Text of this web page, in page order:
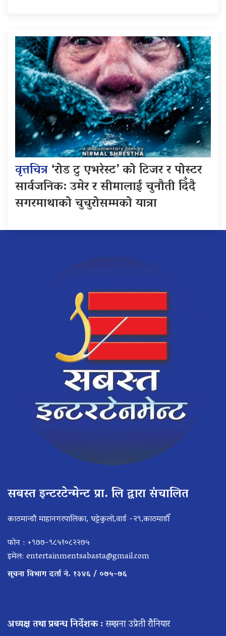
वृत्तचित्र‘रोड टु एभरेस्ट’ को टिजर र पोस्टर
सार्वजनिक: उमेर र सीमालाई चुनौती दिँदै
सगरमाथाको चुचुरोसम्मको यात्रा
सबस्त इन्टरटेन्मेन्ट प्रा. लि द्वारा संचालित
काठमान्डौ माहानगरपालिका, घट्टेकुलो,वार्ड -२९,काठमाडौँ
फोन : +९७७-९८५१०८२२७५
इमेल: entertainmentsabasta@gmail.com
सूचना विभाग दर्ता नं. १३४६ / ०७५–७६
अध्यक्ष तथा प्रबन्ध निर्देशक :सम्झना उप्रेती रौनियार